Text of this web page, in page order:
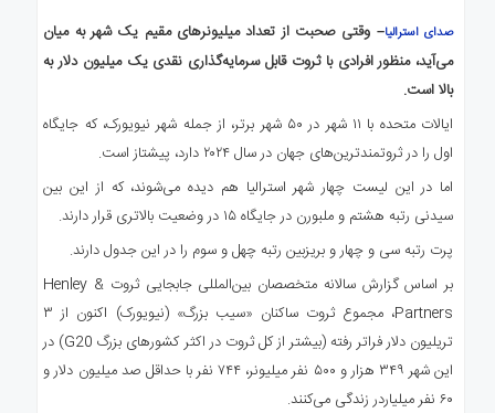
صدای استرالیا– وقتی صحبت از تعداد میلیونرهای مقیم یک شهر به میان
می‌آید، منظور افرادی با ثروت قابل سرمایه‌گذاری نقدی یک میلیون دلار به
بالا است.
ایالات متحده با ۱۱ شهر در ۵۰ شهر برتر، از جمله شهر نیویورک، که جایگاه
اول را در ثروتمندترین‌های جهان در سال ۲۰۲۴ دارد، پیشتاز است.
اما در این لیست چهار شهر استرالیا هم دیده می‌شوند، که از این بین
سیدنی رتبه هشتم و ملبورن در جایگاه ۱۵ در وضعیت بالاتری قرار دارند.
پرت رتبه سی و چهار و بریزبین رتبه چهل و سوم را در این جدول دارند.
بر اساس گزارش سالانه متخصصان بین‌المللی جابجایی ثروت Henley &
Partners، مجموع ثروت ساکنان «سیب بزرگ» (نیویورک) اکنون از ۳
تریلیون دلار فراتر رفته (بیشتر از کل ثروت در اکثر کشورهای بزرگ G20) در
این شهر ۳۴۹ هزار و ۵۰۰ نفر میلیونر، ۷۴۴ نفر با حداقل صد میلیون دلار و
۶۰ نفر میلیاردر زندگی می‌کنند.